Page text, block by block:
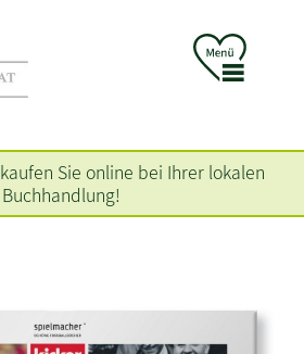
kaufen Sie online bei Ihrer lokalen
Buchhandlung!